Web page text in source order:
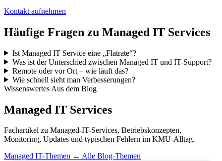
Kontakt aufnehmen
Häufige Fragen zu Managed IT Services
Ist Managed IT Service eine „Flatrate“?
Was ist der Unterschied zwischen Managed IT und IT-Support?
Remote oder vor Ort – wie läuft das?
Wie schnell sieht man Verbesserungen?
Wissenswertes Aus dem Blog
Managed IT Services
Fachartikel zu Managed-IT-Services, Betriebskonzepten,
Monitoring, Updates und typischen Fehlern im KMU-Alltag.
Managed IT-Themen ← Alle Blog-Themen